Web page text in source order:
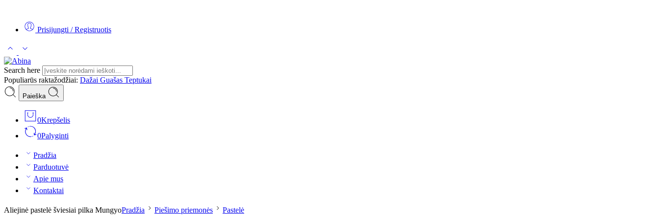
Prisijungti / Registruotis
Search here
Populiarūs raktažodžiai: Dažai Guašas Teptukai
Paieška
0Krepšelis
0Palyginti
Pradžia
Parduotuvė
Apie mus
Kontaktai
Aliejinė pastelė šviesiai pilka MungyoPradžia Piešimo priemonės Pastelė